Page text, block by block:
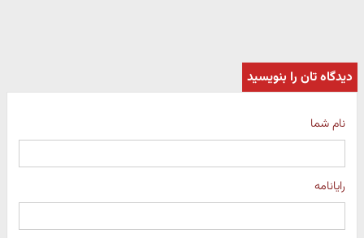
دیدگاه تان را بنویسید
نام شما
رایانامه